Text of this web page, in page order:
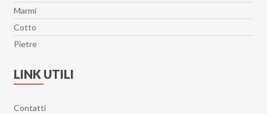
Marmi
Cotto
Pietre
LINK UTILI
Contatti